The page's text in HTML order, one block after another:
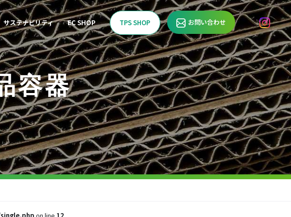
サステナビリティ EC SHOP TPS SHOP お問い合わせ
容器